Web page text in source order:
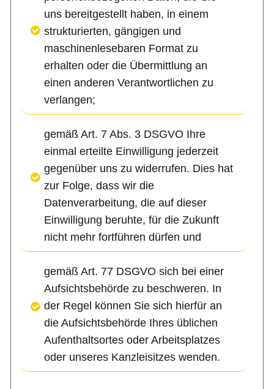
uns bereitgestellt haben, in einem
strukturierten, gängigen und
maschinenlesebaren Format zu
erhalten oder die Übermittlung an
einen anderen Verantwortlichen zu
verlangen;
gemäß Art. 7 Abs. 3 DSGVO Ihre
einmal erteilte Einwilligung jederzeit
gegenüber uns zu widerrufen. Dies hat
zur Folge, dass wir die
Datenverarbeitung, die auf dieser
Einwilligung beruhte, für die Zukunft
nicht mehr fortführen dürfen und
gemäß Art. 77 DSGVO sich bei einer
Aufsichtsbehörde zu beschweren. In
der Regel können Sie sich hierfür an
die Aufsichtsbehörde Ihres üblichen
Aufenthaltsortes oder Arbeitsplatzes
oder unseres Kanzleisitzes wenden.